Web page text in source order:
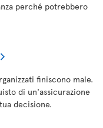
perché potrebbero
finiscono male.
di un'assicurazione
decisione.